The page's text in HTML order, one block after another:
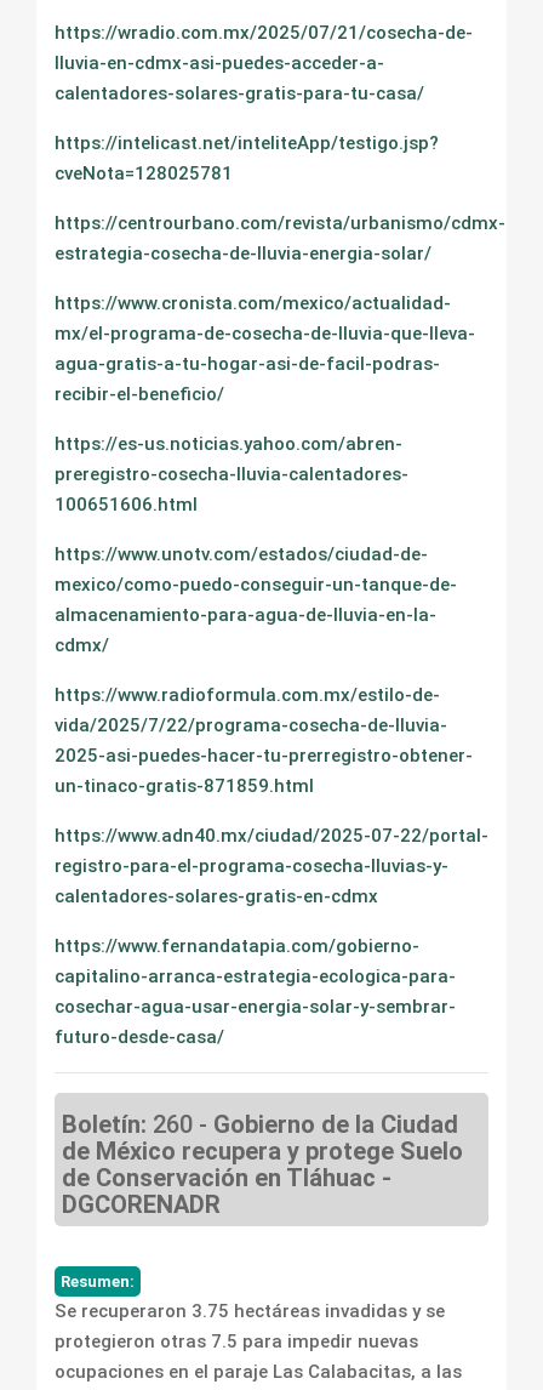
https://wradio.com.mx/2025/07/21/cosecha-de-
lluvia-en-cdmx-asi-puedes-acceder-a-
calentadores-solares-gratis-para-tu-casa/
https://intelicast.net/inteliteApp/testigo.jsp?
cveNota=128025781
https://centrourbano.com/revista/urbanismo/cdmx-
estrategia-cosecha-de-lluvia-energia-solar/
https://www.cronista.com/mexico/actualidad-
mx/el-programa-de-cosecha-de-lluvia-que-lleva-
agua-gratis-a-tu-hogar-asi-de-facil-podras-
recibir-el-beneficio/
https://es-us.noticias.yahoo.com/abren-
preregistro-cosecha-lluvia-calentadores-
100651606.html
https://www.unotv.com/estados/ciudad-de-
mexico/como-puedo-conseguir-un-tanque-de-
almacenamiento-para-agua-de-lluvia-en-la-
cdmx/
https://www.radioformula.com.mx/estilo-de-
vida/2025/7/22/programa-cosecha-de-lluvia-
2025-asi-puedes-hacer-tu-prerregistro-obtener-
un-tinaco-gratis-871859.html
https://www.adn40.mx/ciudad/2025-07-22/portal-
registro-para-el-programa-cosecha-lluvias-y-
calentadores-solares-gratis-en-cdmx
https://www.fernandatapia.com/gobierno-
capitalino-arranca-estrategia-ecologica-para-
cosechar-agua-usar-energia-solar-y-sembrar-
futuro-desde-casa/
Boletín: 260 - Gobierno de la Ciudad
de México recupera y protege Suelo
de Conservación en Tláhuac -
DGCORENADR
Resumen:
Se recuperaron 3.75 hectáreas invadidas y se
protegieron otras 7.5 para impedir nuevas
ocupaciones en el paraje Las Calabacitas, a las